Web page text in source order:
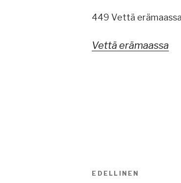
449 Vettä
Vettä erämaassa
Artikkelien
Edellinen
EDELLINEN